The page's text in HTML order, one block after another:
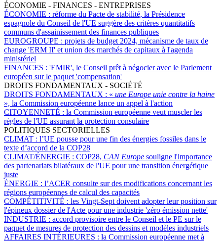
ÉCONOMIE - FINANCES - ENTREPRISES
ÉCONOMIE : réforme du Pacte de stabilité, la Présidence
espagnole du Conseil de l'UE suggère des critères quantitatifs
communs d'assainissement des finances publiques
EUROGROUPE : projets de budget 2024, mécanisme de taux de
change 'ERM II' et union des marchés de capitaux à l'agenda
ministériel
FINANCES : 'EMIR', le Conseil prêt à négocier avec le Parlement
européen sur le paquet 'compensation'
DROITS FONDAMENTAUX - SOCIÉTÉ
DROITS FONDAMENTAUX : « une Europe unie contre la haine
», la Commission européenne lance un appel à l'action
CITOYENNETÉ : la Commission européenne veut muscler les
règles de l'UE assurant la protection consulaire
POLITIQUES SECTORIELLES
CLIMAT : l’UE pousse pour une fin des énergies fossiles dans le
texte d’accord de la COP28
CLIMAT/ÉNERGIE : COP28, CAN Europe souligne l'importance
des partenariats bilatéraux de l'UE pour une transition énergétique
juste
ÉNERGIE : l’ACER consulte sur des modifications concernant les
régions européennes de calcul des capacités
COMPÉTITIVITÉ : les Vingt-Sept doivent adopter leur position sur
l'épineux dossier de l'Acte pour une industrie 'zéro émission nette'
INDUSTRIE : accord provisoire entre le Conseil et le PE sur le
paquet de mesures de protection des dessins et modèles industriels
AFFAIRES INTÉRIEURES : la Commission européenne met à